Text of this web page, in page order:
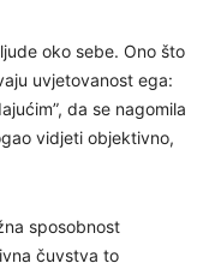
oko sebe. Ono što
uvjetovanost ega:
da se nagomila
vidjeti objektivno,
sposobnost
čuvstva to